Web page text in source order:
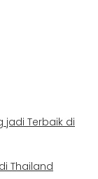
jadi Terbaik di
Thailand